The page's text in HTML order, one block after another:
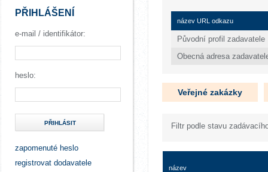
PŘIHLÁŠENÍ
e-mail / identifikátor:
heslo:
PŘIHLÁSIT
zapomenuté heslo
registrovat dodavatele
název URL odkazu
Původní profil zadavatele
Obecná adresa
Veřejné zakázky
Filtr podle stavu
název